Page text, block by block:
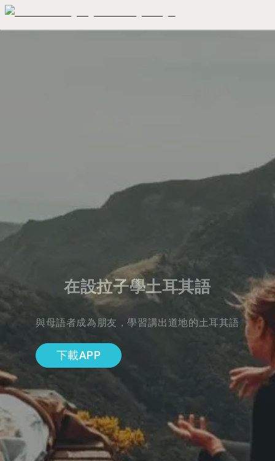
在設拉子學土耳其語
與母語者成為朋友，學習講出道地的土耳其語
下載APP